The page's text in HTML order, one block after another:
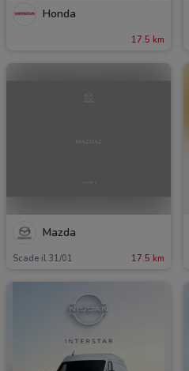
Honda
17.5 km
Mazda
Scade il 31/01 17.5 km